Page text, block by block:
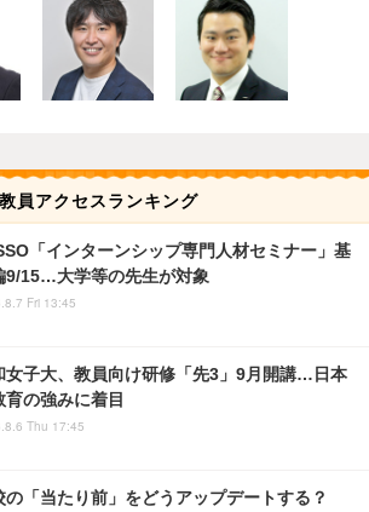
教員アクセスランキング
「インターンシップ専門人材セミナー」基
9/15…大学等の先生が対象
Fri 13:45
女子大、教員向け研修「先3」9月開講…日本
育の強みに着目
Thu 17:45
の「当たり前」をどうアップデートする？